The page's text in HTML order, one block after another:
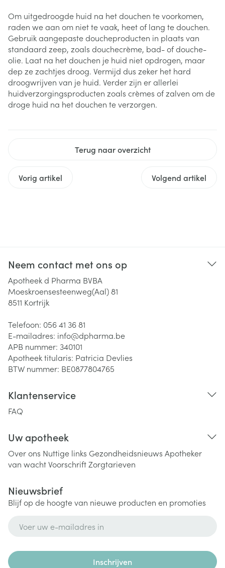
Om uitgedroogde huid na het douchen te voorkomen,
raden we aan om niet te vaak, heet of lang te douchen.
Gebruik aangepaste doucheproducten in plaats van
standaard zeep, zoals douchecrème, bad- of douche-
olie. Laat na het douchen je huid niet opdrogen, maar
dep ze zachtjes droog. Vermijd dus zeker het hard
droogwrijven van je huid. Verder zijn er allerlei
huidverzorgingsproducten zoals crèmes of zalven om de
droge huid na het douchen te verzorgen.
Terug naar overzicht
Vorig artikel Volgend artikel
Neem contact met ons op
Apotheek d Pharma BVBA
Moeskroensesteenweg(Aal) 81
8511 Kortrijk
Telefoon: 056 41 36 81
E-mailadres: info@dpharma.be
APB nummer: 340101
Apotheek titularis: Patricia Devlies
BTW nummer: BE0877804765
Klantenservice
FAQ
Uw apotheek
Over ons Nuttige links Gezondheidsnieuws Apotheker
van wachtVoorschriftZorgtarieven
Nieuwsbrief
Blijf op de hoogte van nieuwe producten en promoties
Inschrijven